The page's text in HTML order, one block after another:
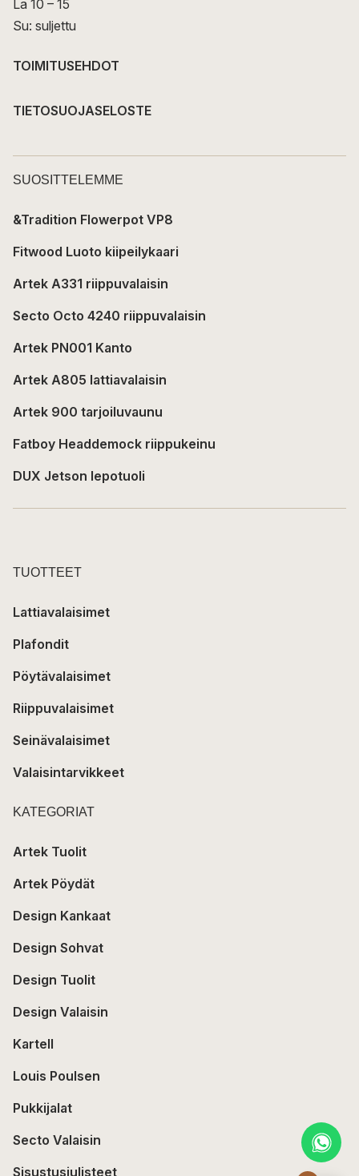
La 10 – 15
Su: suljettu
TOIMITUSEHDOT
TIETOSUOJASELOSTE
SUOSITTELEMME
&Tradition Flowerpot VP8
Fitwood Luoto kiipeilykaari
Artek A331 riippuvalaisin
Secto Octo 4240 riippuvalaisin
Artek PN001 Kanto
Artek A805 lattiavalaisin
Artek 900 tarjoiluvaunu
Fatboy Headdemock riippukeinu
DUX Jetson lepotuoli
TUOTTEET
Lattiavalaisimet
Plafondit
Pöytävalaisimet
Riippuvalaisimet
Seinävalaisimet
Valaisintarvikkeet
KATEGORIAT
Artek Tuolit
Artek Pöydät
Design Kankaat
Design Sohvat
Design Tuolit
Design Valaisin
Kartell
Louis Poulsen
Pukkijalat
Secto Valaisin
Sisustusjulisteet